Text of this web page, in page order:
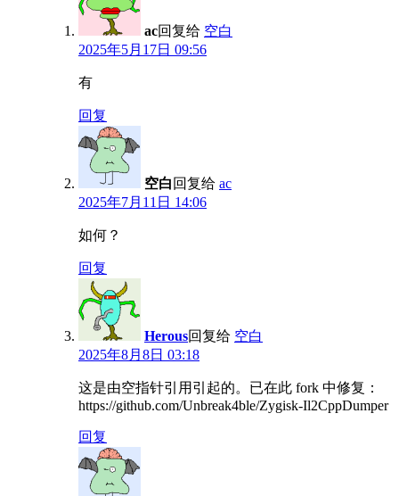
ac回复给 空白
2025年5月17日 09:56
有
回复
空白 回复给 ac
2025年7月11日 14:06
如何？
回复
Herous回复给 空白
2025年8月8日 03:18
这是由空指针引用引起的。已在此 fork 中修复：
https://github.com/Unbreak4ble/Zygisk-Il2CppDumper
回复